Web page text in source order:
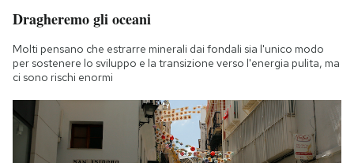
Dragheremo gli oceani
Molti pensano che estrarre minerali dai fondali sia l'unico modo
per sostenere lo sviluppo e la transizione verso l'energia pulita, ma
ci sono rischi enormi